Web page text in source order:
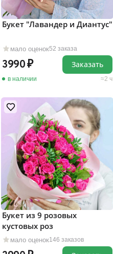
мало оценок52 заказа
Букет "Лавандер и Диантус"
3990
в наличии 2 ч
Заказать
мало оценок146 заказов
Букет из 9 розовых
кустовых роз